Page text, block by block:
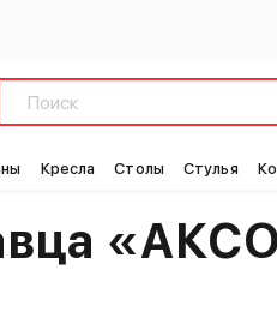
Кресла Столы Стулья